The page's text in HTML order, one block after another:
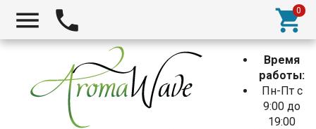
Время
работы:
Пн-Пт с
9:00 до
19:00